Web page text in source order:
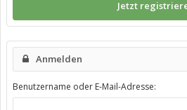
Jetzt
Anmelden
Benutzername oder E-Mail-Adresse: